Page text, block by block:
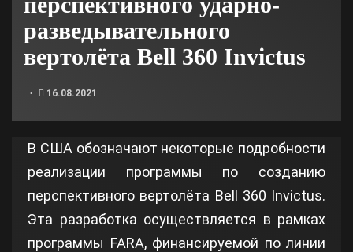
разведывательного
вертолёта Bell 360 Invictus
16.08.2021
В США обозначают некоторые подробности
реализации программы по созданию
перспективного вертолёта Bell 360 Invictus.
Эта разработка осуществляется в рамках
программы FARA, финансируемой по линии